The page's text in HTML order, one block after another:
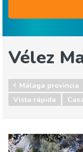
Vélez
Málaga provincia
Vista rápida
Comida &